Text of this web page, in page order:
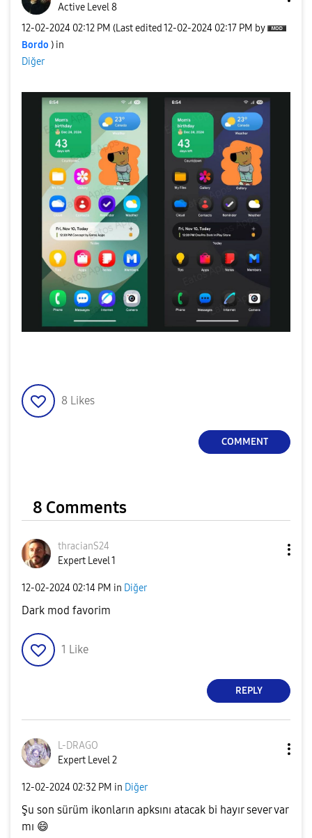
Active Level 8
‎12-02-2024 02:12 PM (Last edited ‎12-02-2024 02:17 PM by
Bordo ) in
Diğer
8 Likes
COMMENT
8 Comments
thracianS24
Expert Level 1
‎12-02-2024 02:14 PM in Diğer
Dark mod favorim
1 Like
REPLY
L-DRAGO
Expert Level 2
‎12-02-2024 02:32 PM in Diğer
Şu son sürüm ikonların apksını atacak bi hayır sever var
mı 😄